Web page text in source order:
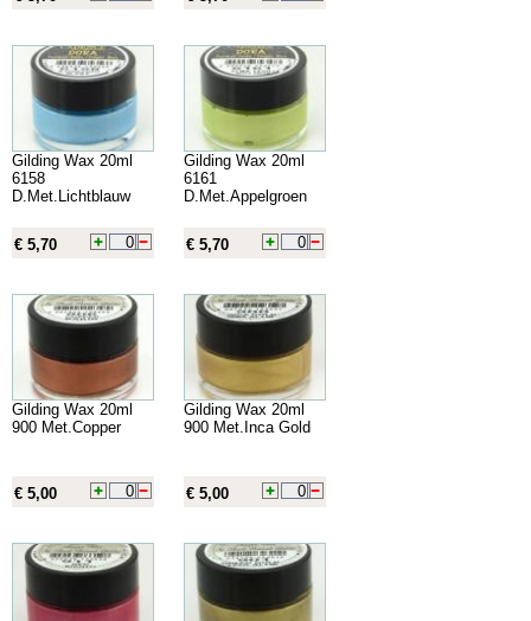
Gilding Wax 20ml
6158
D.Met.Lichtblauw
€ 5,70
Gilding Wax 20ml
6161
D.Met.Appelgroen
€ 5,70
Gilding Wax 20ml
900 Met.Copper
€ 5,00
Gilding Wax 20ml
900 Met.Inca Gold
€ 5,00